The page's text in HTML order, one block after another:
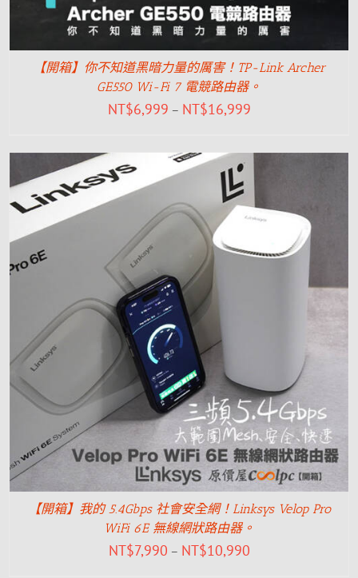
【開箱】你不知道黑暗力量的厲害！TP-Link Archer
GE550 Wi-Fi 7 電競路由器。
NT$6,999 – NT$16,999
【開箱】我的 5.4Gbps 社會安全網！Linksys Velop Pro
WiFi 6E 無線網狀路由器。
NT$7,990 – NT$10,990